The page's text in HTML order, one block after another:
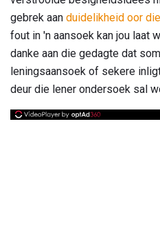
gebrek aan duidelikheid oor
fout in 'n aansoek kan jou laat
danke aan die gedagte dat
leningsaansoek of sekere
deur die lener ondersoek sal